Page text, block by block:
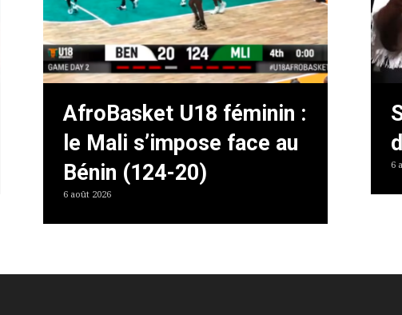
AfroBasket U18 féminin :
le Mali s’impose face au
Bénin (124-20)
6 août 2026
6